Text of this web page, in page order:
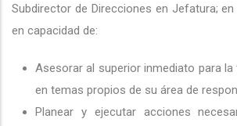
Subdirector de Direcciones en Jefatura;
en capacidad de:
Asesorar al superior inmediato para
en temas propios de su área de
Planear y ejecutar acciones